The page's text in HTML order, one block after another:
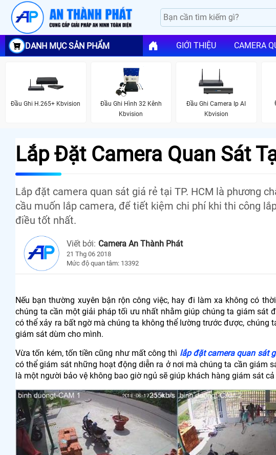
DANH MỤC SẢN PHẨM GIỚI THIỆU CAMERA
Đầu Ghi H.265+ Kbvision
Đầu Ghi Hình 32 Kênh
Kbvision
Đầu Ghi Camera Ip AI
Kbvision
Lắp Đặt Camera Quan Sát
Lắp đặt camera quan sát giá rẻ tại TP. HCM là phương
cầu muốn lắp camera, để tiết kiệm chi phí khi thi công
điều tốt nhất.
Viết bởi: Camera An Thành Phát
21 Thg 06 2018
Mức độ quan tâm: 13392
Nếu bạn thường xuyên bận rộn công việc, hay đi làm xa không có
chúng ta cần một giải pháp tối ưu nhất nhằm giúp chúng ta giám sát
có thể xảy ra bất ngờ mà chúng ta không thể lường trước được,
giám sát dùm cho mình.
Vừa tốn kém, tốn tiền cũng như mất công thì lắp đặt camera quan sát
có thể giám sát những hoạt động diễn ra ở nơi mà chúng ta cần giám
là một người bảo vệ không bao giờ ngủ sẽ giúp khách hàng giám sát